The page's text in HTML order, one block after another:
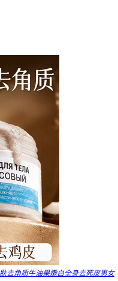
去角质牛油果嫩白全身去死皮男女